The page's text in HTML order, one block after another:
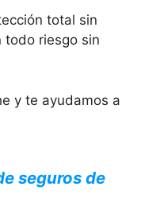
total sin
todo riesgo sin
y te ayudamos a
seguros de